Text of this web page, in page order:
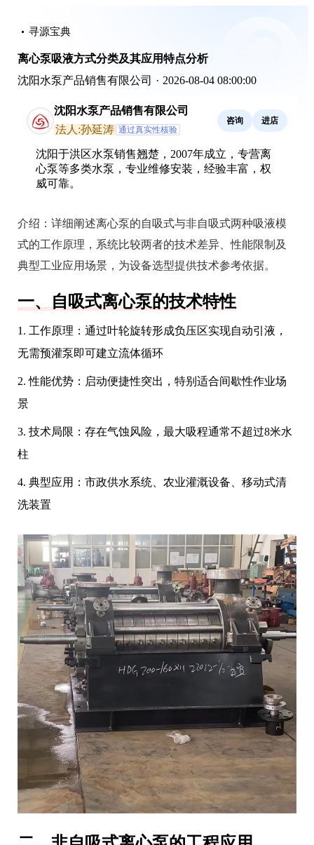
寻源宝典
离心泵吸液方式分类及其应用特点分析
沈阳水泵产品销售有限公司 · 2026-08-04 08:00:00
沈阳水泵产品销售有限公司
法人:孙延涛 通过真实性核验
咨询 进店
沈阳于洪区水泵销售翘楚，2007年成立，专营离
心泵等多类水泵，专业维修安装，经验丰富，权
威可靠。
介绍： 详细阐述离心泵的自吸式与非自吸式两种吸液模
式的工作原理，系统比较两者的技术差异、性能限制及
典型工业应用场景，为设备选型提供技术参考依据。
一、自吸式离心泵的技术特性
1. 工作原理：通过叶轮旋转形成负压区实现自动引液，
无需预灌泵即可建立流体循环
2. 性能优势：启动便捷性突出，特别适合间歇性作业场
景
3. 技术局限：存在气蚀风险，最大吸程通常不超过8米水
柱
4. 典型应用：市政供水系统、农业灌溉设备、移动式清
洗装置